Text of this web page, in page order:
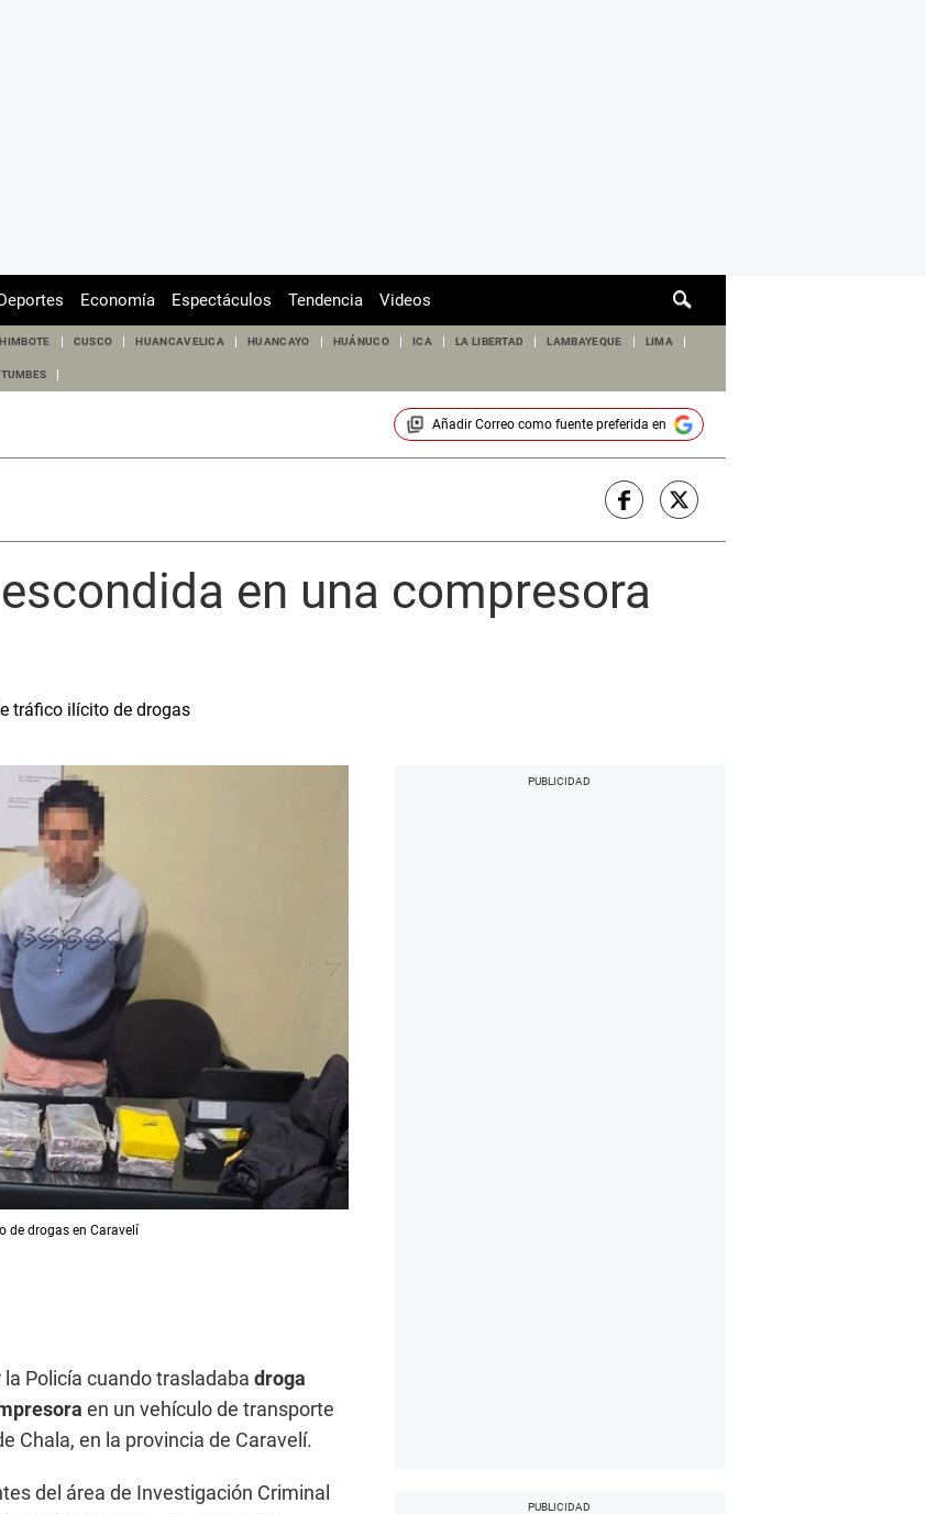
de
Economía Espectáculos Tendencia Videos
CUSCO HUANCAVELICA HUANCAYO HUÁNUCO ICA LA LIBERTAD LAMBAYEQUE LIMA
TUMBES
Añadir Correocomo fuente preferida en
en una compresora
tráfico ilícito de drogas
de drogas en Caravelí
Policía cuando trasladaba droga
en un vehículo de transporte
Chala, en la provincia de Caravelí.
del área de Investigación Criminal